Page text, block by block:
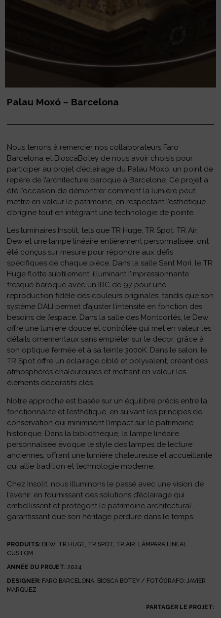
Palau Moxó – Barcelona
Nous tenons à remercier nos collaborateurs Faro
Barcelona et BioscaBotey de nous avoir choisis pour
participer au projet d’éclairage du Palau Moxó, un point de
repère de l’architecture baroque à Barcelone. Ce projet a
été l’occasion de démontrer comment la lumière peut
mettre en valeur le patrimoine, en respectant l’esthétique
d’origine tout en intégrant une technologie de pointe.
Les luminaires Insolit, tels que TR Huge, TR Spot, TR Air,
Dew et une lampe linéaire entièrement personnalisée, ont
été conçus sur mesure pour répondre aux défis
spécifiques de chaque pièce. Dans la salle Sant Mori, le TR
Huge flotte subtilement, illuminant l’impressionnante
fresque baroque avec un IRC de 97 pour une
reproduction fidèle des couleurs originales, tandis que son
système DALI permet d’ajuster l’intensité en fonction des
besoins de l’espace. Dans la salle des Montcortés, le Dew
offre une lumière douce et contrôlée qui met en valeur les
détails ornementaux sans empiéter sur le décor, grâce à
son optique fermée et à sa teinte 3000K. Dans le salon, le
TR Spot offre un éclairage ciblé et polyvalent, créant des
atmosphères chaleureuses et mettant en valeur les
éléments décoratifs clés.
Notre approche est basée sur un équilibre précis entre la
fonctionnalité et l’esthétique, en suivant les principes de
conservation qui minimisent l’impact sur le patrimoine
historique. Dans la bibliothèque, la lampe linéaire
personnalisée évoque le style des lampes de lecture
anciennes, offrant une lumière chaleureuse et accueillante
qui allie tradition et technologie moderne.
Chez Insolit, nous illuminons le passé avec une vision de
l’avenir, en fournissant des solutions d’éclairage qui
embellissent et protègent le patrimoine architectural,
garantissant que son héritage perdure dans le temps.
PRODUITS: DEW, TR HUGE, TR SPOT, TR AIR, LÁMPARA LINEAL
CUSTOM
ANNÉE DU PROJET: 2024
DESIGNER: FARO BARCELONA, BIOSCA BOTEY / FOTÓGRAFO: JAVIER
MARQUEZ
PARTAGER LE PROJET: